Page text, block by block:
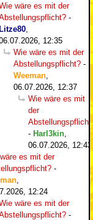
wäre es mit der
-
Litze80
12:35
Wie wäre es mit der
Abstellungspflicht? -
Weeman
06.07.2026, 12:37
Wie wäre es mit
der
- Harl3kin
06.07.2026, 12:43
es mit der
-
12:24
wäre es mit der
-